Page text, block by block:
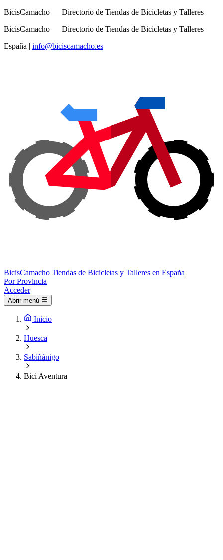
BicisCamacho — Directorio de Tiendas de Bicicletas y Talleres
BicisCamacho — Directorio de Tiendas de Bicicletas y Talleres
España | info@biciscamacho.es
BicisCamacho Tiendas de Bicicletas y Talleres en España
Por Provincia
Acceder
Abrir menú
Inicio
Huesca
Sabiñánigo
Bici Aventura